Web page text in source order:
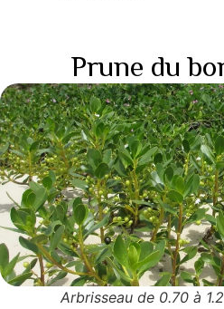
Prune du
Arbrisseau de 0.70 à